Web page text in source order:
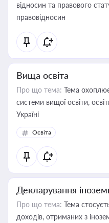
відносин та правового
правовідносин
Вища освіта
Про що тема: Тема
системи вищої освіти,
Україні
Освіта
Декларування
Про що тема: Тема
доходів, отриманих з